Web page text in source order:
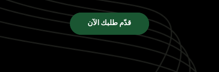
قدّم طلبك الآن